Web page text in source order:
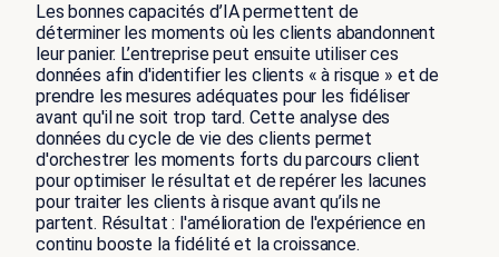
Les bonnes capacités d’IA permettent de
déterminer les moments où les clients abandonnent
leur panier. L’entreprise peut ensuite utiliser ces
données afin d'identifier les clients « à risque » et de
prendre les mesures adéquates pour les fidéliser
avant qu'il ne soit trop tard. Cette analyse des
données du cycle de vie des clients permet
d'orchestrer les moments forts du parcours client
pour optimiser le résultat et de repérer les lacunes
pour traiter les clients à risque avant qu’ils ne
partent. Résultat : l'amélioration de l'expérience en
continu booste la fidélité et la croissance.